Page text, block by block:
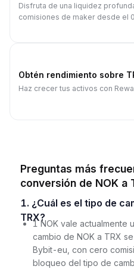
Disfruta de una liquidez
comisiones de maker desde el
Obtén rendimiento sobre
Haz crecer tus activos con
Preguntas más
conversión de NOK a
1. ¿Cuál es el tipo de cambio actual de NOK a
TRX?
1 NOK vale actualmente
cambio de NOK a TRX
Bybit-eu, con cero
bloqueo del tipo de